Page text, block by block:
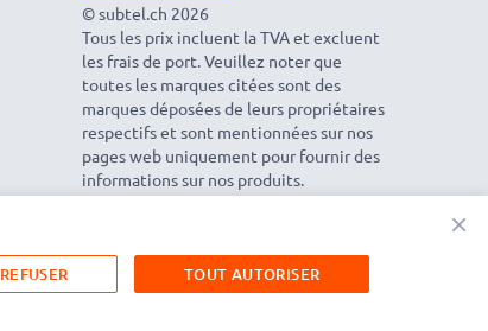
© subtel.ch 2026
Tous les prix incluent la TVA et excluent
les frais de port. Veuillez noter que
toutes les marques citées sont des
marques déposées de leurs propriétaires
respectifs et sont mentionnées sur nos
pages web uniquement pour fournir des
informations sur nos produits.
×
TOUT AUTORISER
REFUSER